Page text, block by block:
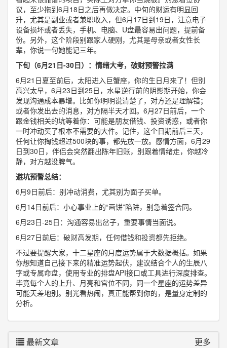
议，至少拖到6月18日之后再做决定。中旬的财运有明显回
升，尤其是副业或者兼职收入，但6月17日到19日，注意电子
设备损坏或者丢失，手机、电脑、U盘最容易出问题，提前备
份。另外，这个阶段别跟家人硬刚，尤其是母亲或者女性长
辈，你说一句她能记三年。
下旬（6月21日-30日）：情绪大考，破财预警拉满
6月21日夏至前后，太阳进入巨蟹座，你的生日月来了！但别
高兴太早，6月23日到25日，水星逆行前的阴影期开始，你会
发现沟通成本暴增。比如你明明说清楚了，对方还是理解错；
或者你发出去的消息，对方隔半天才回。6月27日前后，一个
跟金钱相关的坑等着你：可能是朋友借钱、投资诱惑，或者你
一时冲动买了根本不需要的大件。记住，这个日期前后三天，
任何让你掏钱超过500块的事，都先放一放。感情方面，6月29
日到30日，伴侣会突然翻出陈年旧账，别跟着情绪走，你越冷
静，对方越没脾气。
避坑预警总结：
6月9日前后：别冲动消费，尤其别为面子买单。
6月14日前后：小心事业上的“画饼”陷阱，别急着签合同。
6月23日-25日：沟通容易出岔子，重要事情当面说。
6月27日前后：破财高发期，任何借钱和投资都先拒绝。
不过要提醒大家，十二星座的月度运势属于大数据概括。如果
你想知道自己接下来的精准运势起伏，建议结合个人的生辰八
字或专属命盘，使用专业的排盘API接口或工具进行深度排查。
毕竟每个人的上升、月亮和宫位不同，同一个星座的运势差异
可能天差地别。别光看热闹，真正能帮到你的，是量身定制的
分析。
最新文章 更多